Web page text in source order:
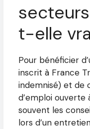
t-elle
Pour bénéficier
inscrit à France
indemnisé) et de
d’emploi
souvent les
lors d’un